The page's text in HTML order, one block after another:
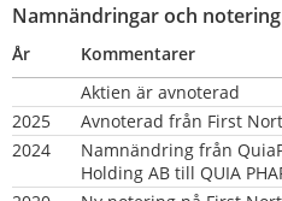
Namnändringar och
År
Kommentarer
Aktien är avnoterad
2025
Avnoterad från First
2024
Namnändring från
Holding AB till QUIA